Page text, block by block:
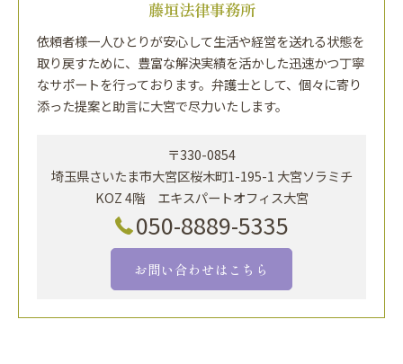
藤垣法律事務所
依頼者様一人ひとりが安心して生活や経営を送れる状態を
取り戻すために、豊富な解決実績を活かした迅速かつ丁寧
なサポートを行っております。弁護士として、個々に寄り
添った提案と助言に大宮で尽力いたします。
〒330-0854
埼玉県さいたま市大宮区桜木町1-195-1 大宮ソラミチ
KOZ 4階 エキスパートオフィス大宮
050-8889-5335
お問い合わせはこちら